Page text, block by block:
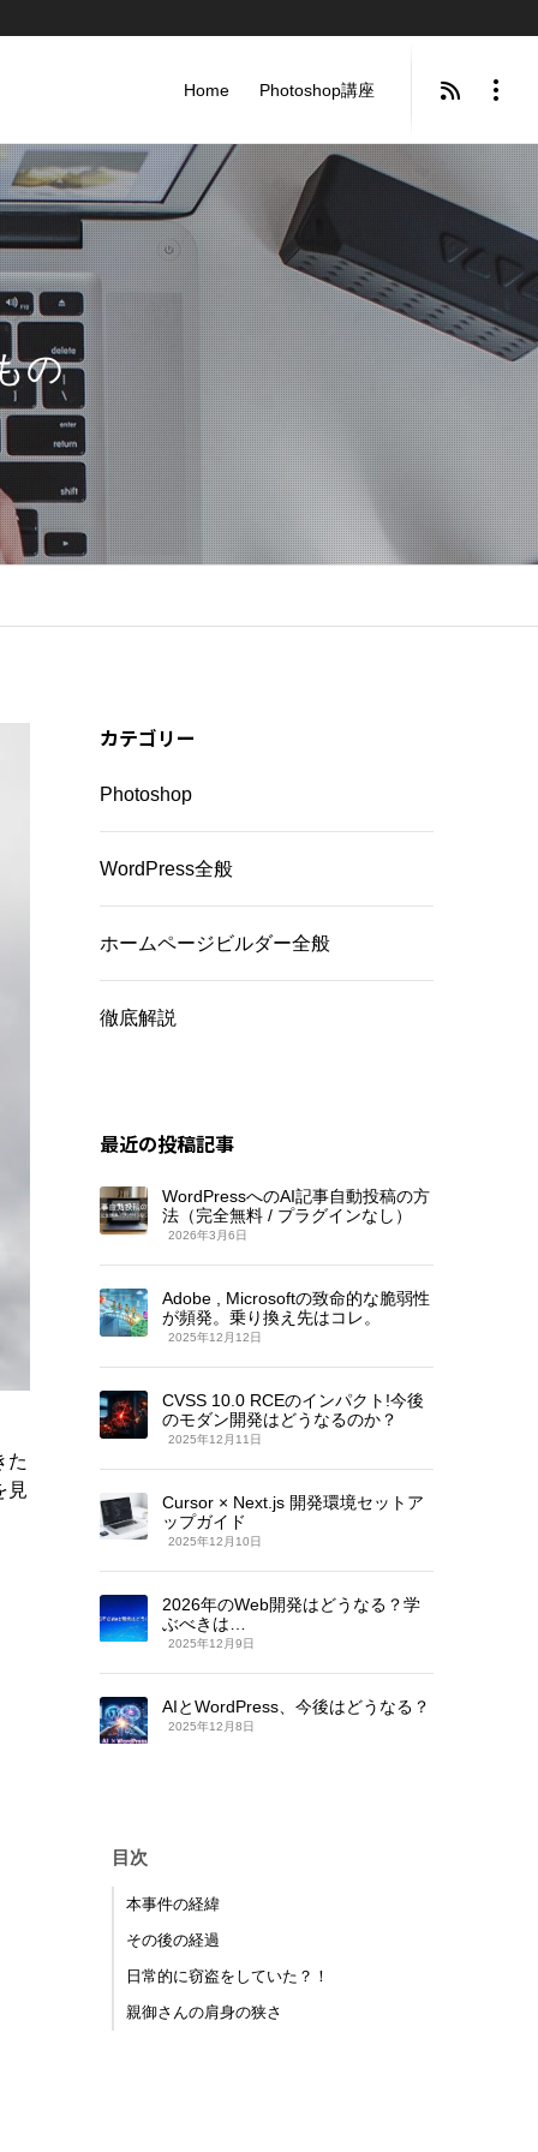
Home Photoshop講座
の
た
見
カテゴリー
Photoshop
WordPress全般
ホームページビルダー全般
徹底解説
最近の投稿記事
WordPressへのAI記事自動投稿の方
法（完全無料 / プラグインなし）
2026年3月6日
Adobe , Microsoftの致命的な脆弱性
が頻発。乗り換え先はコレ。
2025年12月12日
CVSS 10.0 RCEのインパクト!今後
のモダン開発はどうなるのか？
2025年12月11日
Cursor × Next.js 開発環境セットア
ップガイド
2025年12月10日
2026年のWeb開発はどうなる？学
ぶべきは…
2025年12月9日
AIとWordPress、今後はどうなる？
2025年12月8日
目次
本事件の経緯
その後の経過
日常的に窃盗をしていた？！
親御さんの肩身の狭さ